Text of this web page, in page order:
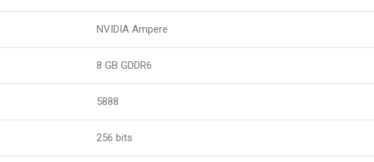
NVIDIA Ampere
8 GB GDDR6
5888
256 bits